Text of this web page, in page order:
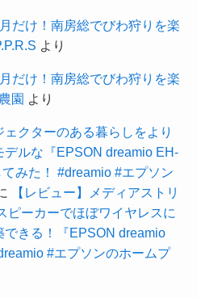
だけ！南房総でびわ狩りを楽
より
だけ！南房総でびわ狩りを楽
園 より
ェクターのある暮らしをより
ルな『EPSON dreamio EH-
みた！ #dreamio #エプソン
【レビュー】メディアストリ
ピーカーでほぼワイヤレスに
きる！『EPSON dreamio
#エプソンのホームプ